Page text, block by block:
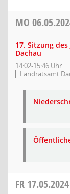
MO
17. Sitzung
Dachau
14:02-15:46 Uhr
Landratsamt
FR 17.05.2024